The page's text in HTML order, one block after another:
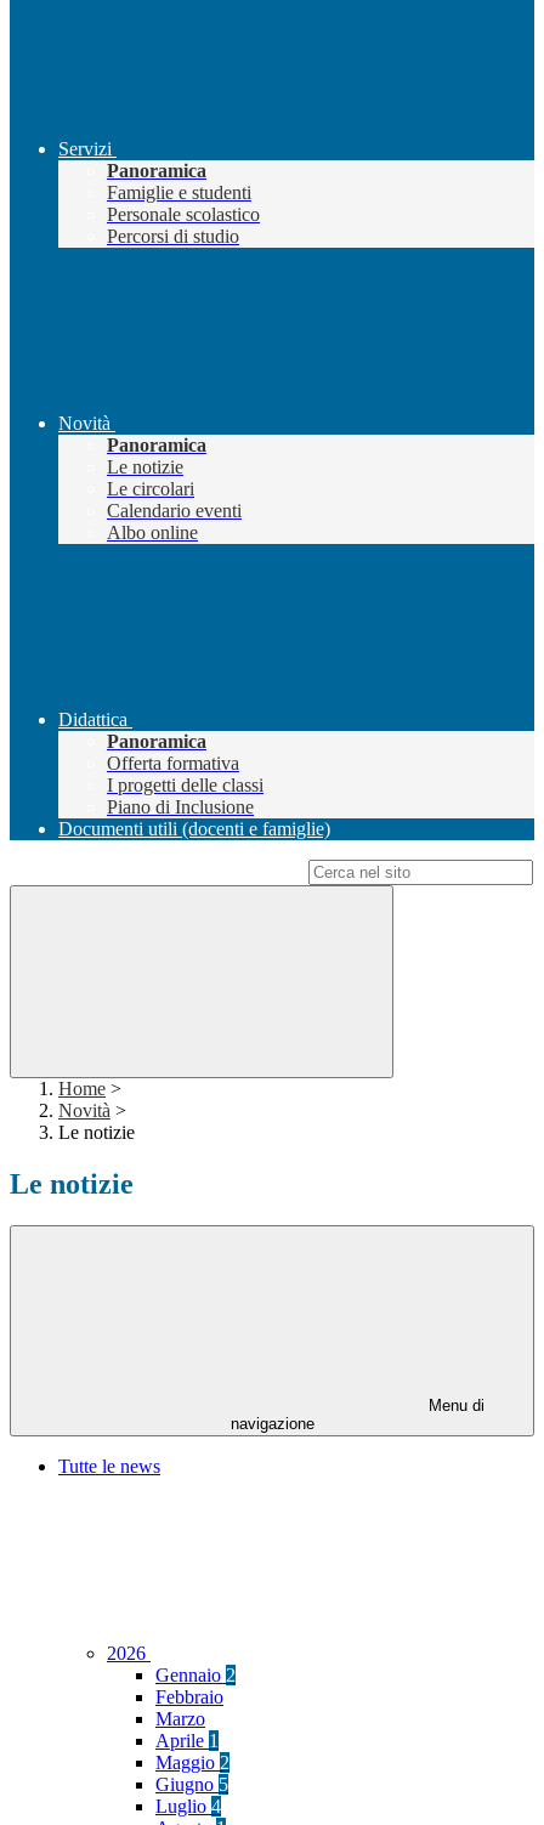
Servizi
Panoramica
Famiglie e studenti
Personale scolastico
Percorsi di studio
Novità
Panoramica
Le notizie
Le circolari
Calendario eventi
Albo online
Didattica
Panoramica
Offerta formativa
I progetti delle classi
Piano di Inclusione
Documenti utili (docenti e famiglie)
Home >
Novità >
Le notizie
Le notizie
Menu di
navigazione
Tutte le news
2026
Gennaio 2
Febbraio
Marzo
Aprile 1
Maggio 2
Giugno 5
Luglio 4